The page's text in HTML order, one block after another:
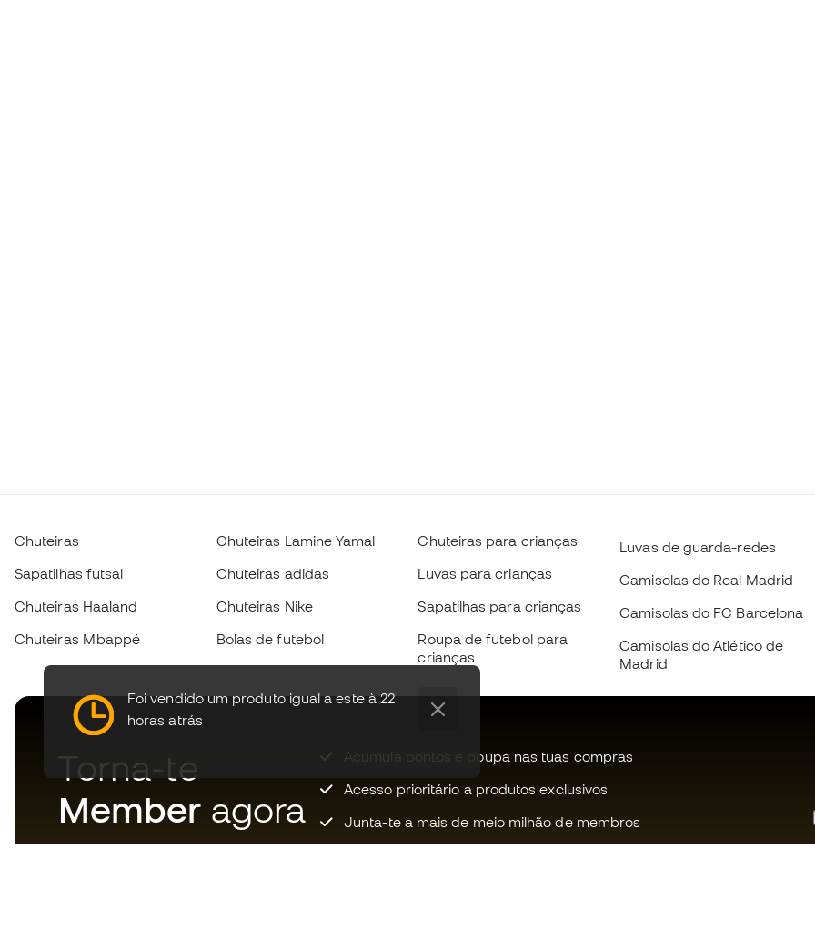
Foi vendido um produto igual a este à 22
horas atrás
Chuteiras
Sapatilhas futsal
Chuteiras Haaland
Chuteiras Mbappé
Chuteiras Lamine Yamal
Chuteiras adidas
Chuteiras Nike
Bolas de futebol
Chuteiras para crianças
Luvas para crianças
Sapatilhas para crianças
Roupa de futebol para
crianças
Luvas de guarda-redes
Camisolas do Real Madrid
Camisolas do FC Barcelona
Camisolas do Atlético de
Madrid
Torna-te
Member agora
Acumula pontos e poupa nas tuas compras
Acesso prioritário a produtos exclusivos
Junta-te a mais de meio milhão de membros